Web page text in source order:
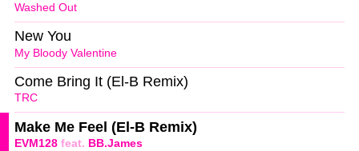
Washed Out
My Bloody Valentine
New You
TRC
Come Bring It (El-B Remix)
EVM128 feat. BB.James
Make Me Feel (El-B Remix)